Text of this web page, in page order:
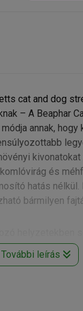
cat and dog
– A Beaphar
annak, hogy
és
hatás nélkül.
bármilyen
További leírás